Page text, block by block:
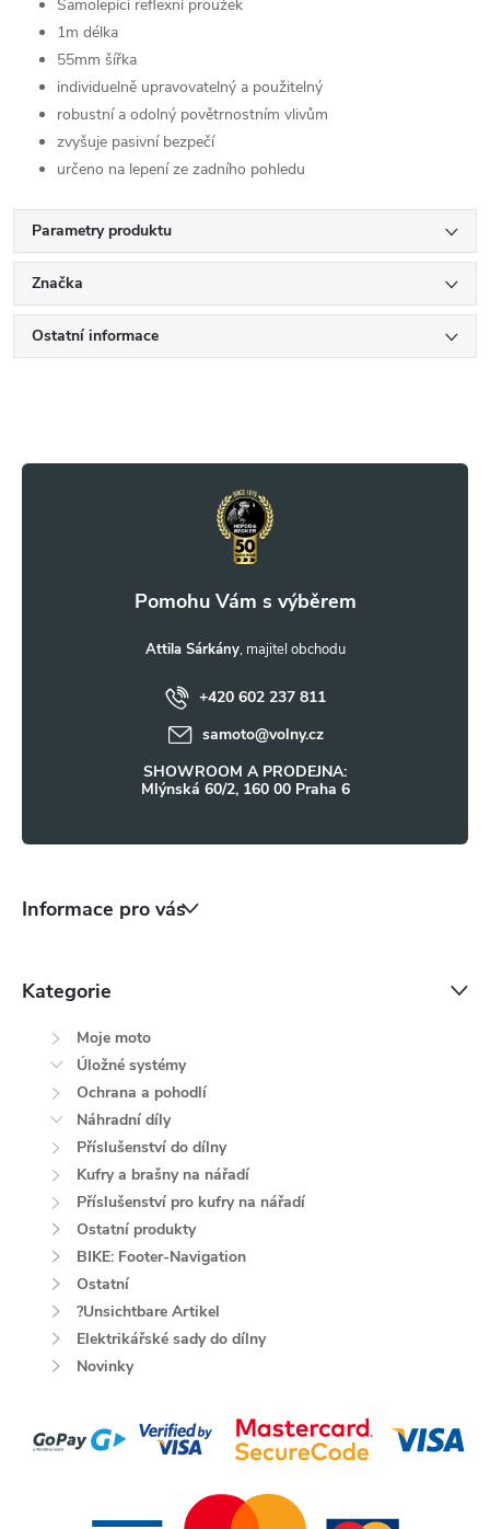
Samolepící reflexní proužek
1m délka
55mm šířka
individuelně upravovatelný a použitelný
robustní a odolný povětrnostním vlivům
zvyšuje pasivní bezpečí
určeno na lepení ze zadního pohledu
Parametry produktu
Značka
Ostatní informace
Attila Sárkány
+420 602 237 811
samoto@volny.cz
SHOWROOM A PRODEJNA:
Mlýnská 60/2, 160 00 Praha 6
Informace pro vás
Kategorie
Moje moto
Úložné systémy
Ochrana a pohodlí
Náhradní díly
Příslušenství do dílny
Kufry a brašny na nářadí
Příslušenství pro kufry na nářadí
Ostatní produkty
BIKE: Footer-Navigation
Ostatní
?Unsichtbare Artikel
Elektrikářské sady do dílny
Novinky